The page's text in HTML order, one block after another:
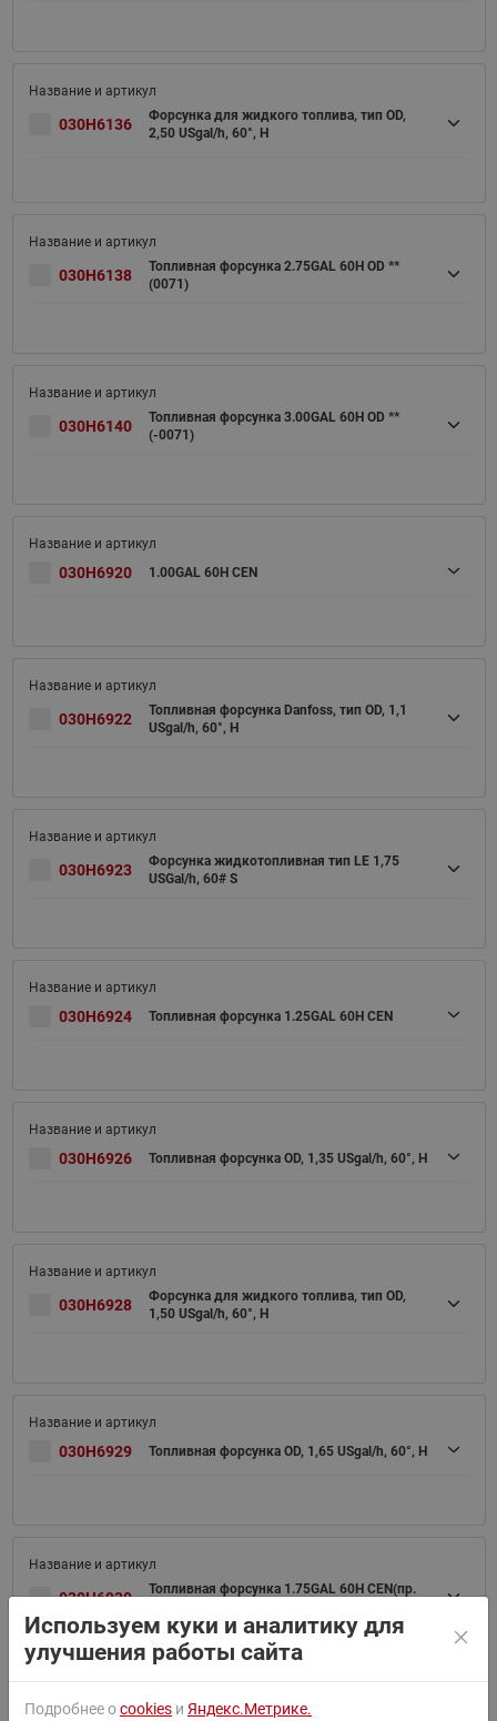
030H6136
Форсунка для жидкого топлива, тип OD,
2,50 USgal/h, 60°, H
030H6138
Топливная форсунка 2.75GAL 60H OD **
(0071)
030H6140
Топливная форсунка 3.00GAL 60H OD **
(-0071)
030H6920 1.00GAL 60H CEN
030H6922
Топливная форсунка Danfoss, тип OD, 1,1
USgal/h, 60°, H
030H6923
Форсунка жидкотопливная тип LE 1,75
USGal/h, 60# S
030H6924 Топливная форсунка 1.25GAL 60H CEN
030H6926 Топливная форсунка OD, 1,35 USgal/h, 60°, H
030H6928
Форсунка для жидкого топлива, тип OD,
1,50 USgal/h, 60°, H
030H6929 Топливная форсунка OD, 1,65 USgal/h, 60°, H
030H6930
Топливная форсунка 1.75GAL 60H CEN(пр.
Используем куки и аналитику для
улучшения работы сайта
Подробнее оcookies и Яндекс.Метрике.